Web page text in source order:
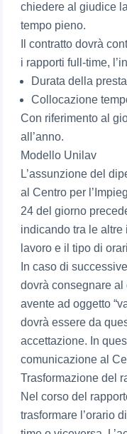
chiedere al giudice
tempo pieno.
Il contratto dovrà
i rapporti full-time,
Durata della
Collocazione
Con riferimento al
all’anno.
Modello Unilav
L’assunzione del
al Centro per
24 del giorno
indicando tra le altre
lavoro e il tipo di
In caso di
dovrà consegnare
avente ad oggetto
dovrà essere da
accettazione. In
comunicazione al
Trasformazione del
Nel corso del
trasformare l’orario